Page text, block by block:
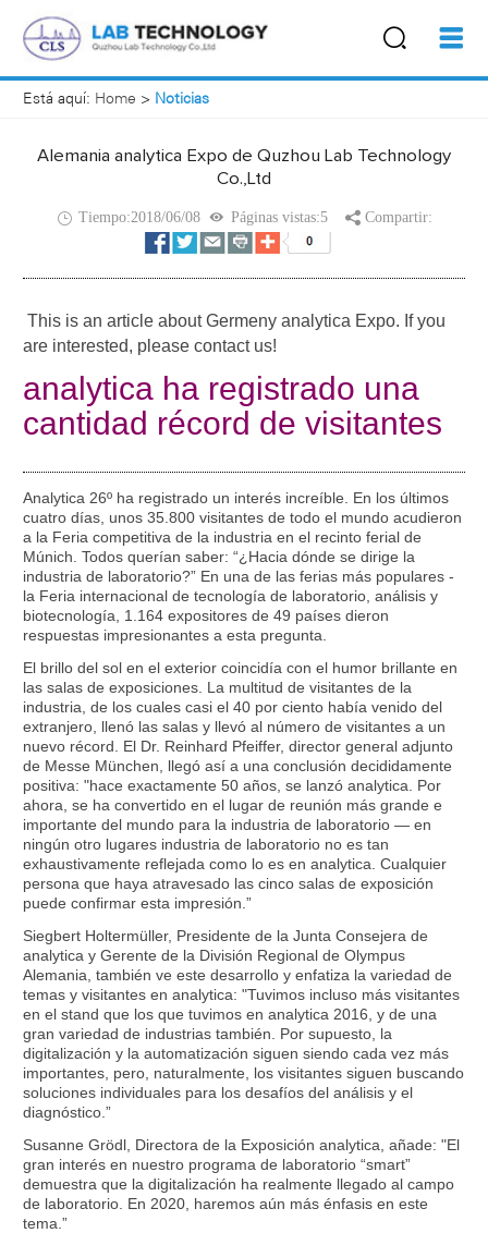
Está aquí: Home > Noticias
Alemania analytica Expo de Quzhou Lab Technology
Co.,Ltd
Tiempo:2018/06/08 Páginas vistas:5 Compartir:
This is an article about Germeny analytica Expo. If you
are interested, please contact us!
analytica ha registrado una
cantidad récord de visitantes
Analytica 26º ha registrado un interés increíble. En los últimos
cuatro días, unos 35.800 visitantes de todo el mundo acudieron
a la Feria competitiva de la industria en el recinto ferial de
Múnich. Todos querían saber: “¿Hacia dónde se dirige la
industria de laboratorio?” En una de las ferias más populares -
la Feria internacional de tecnología de laboratorio, análisis y
biotecnología, 1.164 expositores de 49 países dieron
respuestas impresionantes a esta pregunta.
El brillo del sol en el exterior coincidía con el humor brillante en
las salas de exposiciones. La multitud de visitantes de la
industria, de los cuales casi el 40 por ciento había venido del
extranjero, llenó las salas y llevó al número de visitantes a un
nuevo récord. El Dr. Reinhard Pfeiffer, director general adjunto
de Messe München, llegó así a una conclusión decididamente
positiva: "hace exactamente 50 años, se lanzó analytica. Por
ahora, se ha convertido en el lugar de reunión más grande e
importante del mundo para la industria de laboratorio — en
ningún otro lugares industria de laboratorio no es tan
exhaustivamente reflejada como lo es en analytica. Cualquier
persona que haya atravesado las cinco salas de exposición
puede confirmar esta impresión.”
Siegbert Holtermüller, Presidente de la Junta Consejera de
analytica y Gerente de la División Regional de Olympus
Alemania, también ve este desarrollo y enfatiza la variedad de
temas y visitantes en analytica: "Tuvimos incluso más visitantes
en el stand que los que tuvimos en analytica 2016, y de una
gran variedad de industrias también. Por supuesto, la
digitalización y la automatización siguen siendo cada vez más
importantes, pero, naturalmente, los visitantes siguen buscando
soluciones individuales para los desafíos del análisis y el
diagnóstico.”
Susanne Grödl, Directora de la Exposición analytica, añade: "El
gran interés en nuestro programa de laboratorio “smart”
demuestra que la digitalización ha realmente llegado al campo
de laboratorio. En 2020, haremos aún más énfasis en este
tema.”